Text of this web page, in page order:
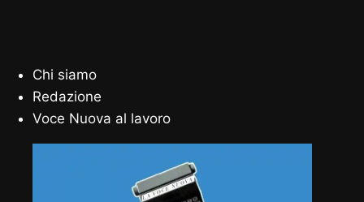
Chi siamo
Redazione
Voce Nuova al lavoro